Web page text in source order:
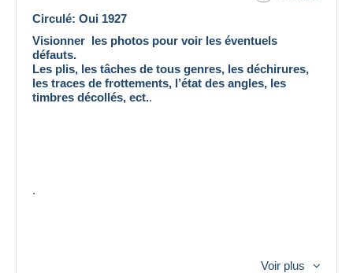
Circulé: Oui 1927
Visionner les photos pour voir les éventuels
défauts.
Les plis, les tâches de tous genres, les déchirures,
les traces de frottements, l’état des angles, les
timbres décollés, ect..
.
Voir plus